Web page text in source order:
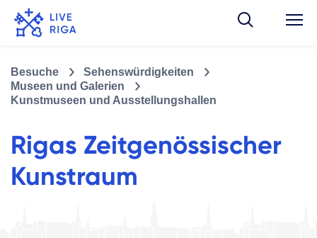
Besuche
Sehenswürdigkeiten
Museen und Galerien
Kunstmuseen und Ausstellungshallen
Rigas Zeitgenössischer
Kunstraum